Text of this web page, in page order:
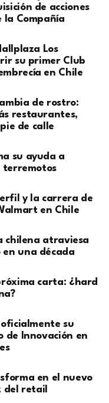
de acciones
la Compañía
Los
su primer Club
en Chile
de rostro:
restaurantes,
de calle
su ayuda a
terremotos
y la carrera de
en Chile
chilena atraviesa
en una década
carta: ¿hard
su
de Innovación en
en el nuevo
del retail